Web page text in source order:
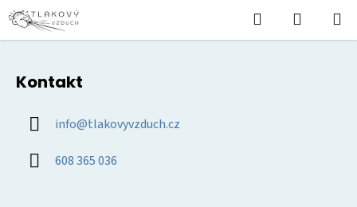
Přejít
na
obsah
Hledat
KOŠÍK
Z
Kontakt
info@tlakovyvzduch.cz
608 365 036